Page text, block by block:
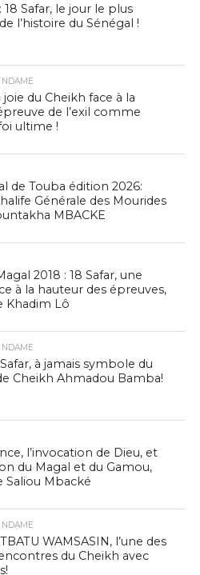
18 Safar, le jour le plus
l’histoire du Sénégal !
NDAME
joie du Cheikh face à la
de l’exil comme
ultime !
de Touba édition 2026:
Générale des Mourides
MBACKE
2018 : 18 Safar, une
à la hauteur des épreuves,
Khadim Lô
NDAME
à jamais symbole du
Cheikh Ahmadou Bamba!
l’invocation de Dieu, et
du Magal et du Gamou,
Saliou Mbacké
NDAME
WAMSASIN, l’une des
du Cheikh avec